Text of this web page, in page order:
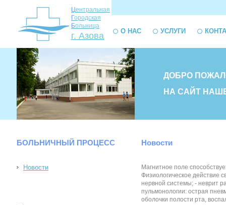
Центральная
Городская
Больница
г. Азова О НАС УСЛУГИ
ДОБРО
НА САЙТ
БОЛЬНИЧНЫЙ ПРОЦЕСС
Новости
Новости
Магнитное поле
Физиологическое действие
нервной системы; - неврит
пульмонологии: острая
оболочки полости рта,